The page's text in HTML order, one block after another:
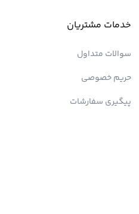
خدمات مشتریان
سوالات متداول
حریم خصوصی
پیگیری سفارشات